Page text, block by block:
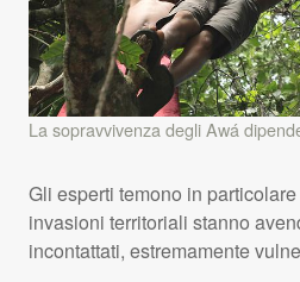
La sopravvivenza degli Awá
Gli esperti temono in
invasioni territoriali stanno
incontattati, estremamente